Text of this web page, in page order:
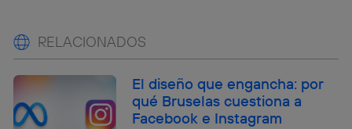
RELACIONADOS
El diseño que engancha: por
qué Bruselas cuestiona a
Facebook e Instagram